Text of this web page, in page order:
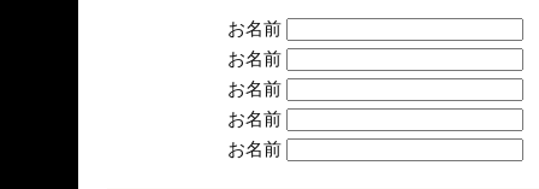
お名前
お名前
お名前
お名前
お名前